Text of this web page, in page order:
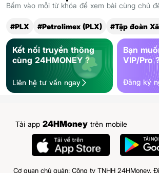
Bấm vào mỗi từ khóa để xem bài cùng chủ
#PLX #Petrolimex (PLX) #Tập đoàn
Kết nối truyền thông
cùng 24HMONEY ?
Liên hệ tư vấn ngay
Bạn
VIP/Pro
Đăng ký
Tải app 24HMoney trên mobile
Cơ quan chủ quản: Công ty TNHH 24HMoney.